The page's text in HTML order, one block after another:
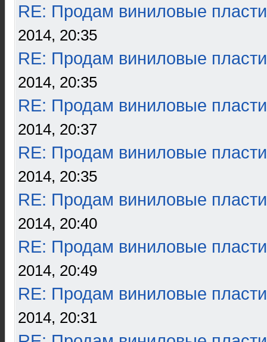
RE: Продам виниловые
2014, 20:35
RE: Продам виниловые
2014, 20:35
RE: Продам виниловые
2014, 20:37
RE: Продам виниловые
2014, 20:35
RE: Продам виниловые
2014, 20:40
RE: Продам виниловые
2014, 20:49
RE: Продам виниловые
2014, 20:31